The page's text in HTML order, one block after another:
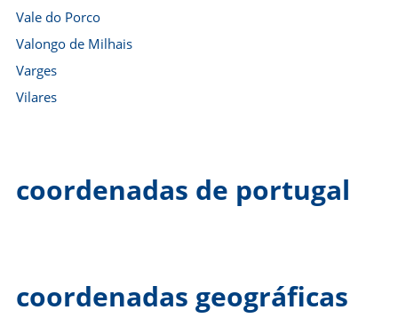
Vale do Porco
Valongo de Milhais
Varges
Vilares
coordenadas de portugal
coordenadas geográficas